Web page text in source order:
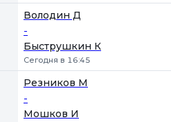
Володин Д
-
Быструшкин К
Сегодня в 16:45
Резников М
-
Мошков И